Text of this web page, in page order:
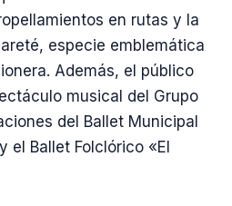
en rutas y la
especie emblemática
Además, el público
musical del Grupo
del Ballet Municipal
el Ballet Folclórico «El